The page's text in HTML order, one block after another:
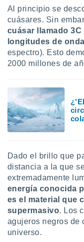
web a
abono
únicos
similares
IP
de
traten tus
en
interés
a lo que
Para
Al principio se
cuásares. Sin
cuásar llamado
longitudes de onda
espectro). Esto
2000 millones de
Dado el brillo que
distancia a la que
extremadamente
energía conocida
es el material que
supermasivo. Los
agujeros negros de
universo.